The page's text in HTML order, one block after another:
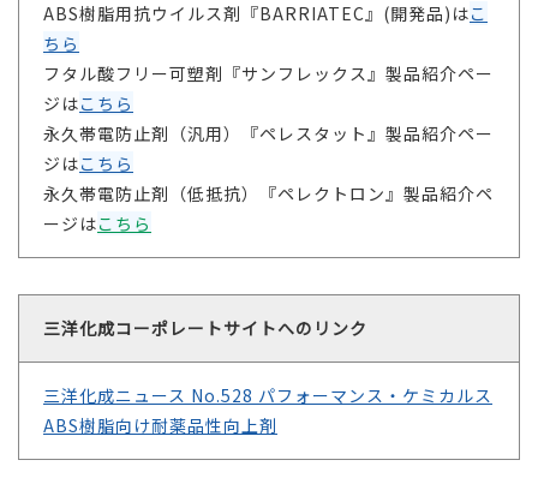
ABS樹脂用抗ウイルス剤『BARRIATEC』(開発品)はこ
ちら
フタル酸フリー可塑剤『サンフレックス』製品紹介ペー
ジはこちら
永久帯電防止剤（汎用）『ペレスタット』製品紹介ペー
ジはこちら
永久帯電防止剤（低抵抗）『ペレクトロン』製品紹介ペ
ージはこちら
三洋化成コーポレートサイトへのリンク
三洋化成ニュース No.528 パフォーマンス・ケミカルス
ABS樹脂向け耐薬品性向上剤